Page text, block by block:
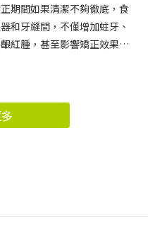
期間如果清潔不夠徹底，食
和牙縫間，不僅增加蛀牙、
紅腫，甚至影響矯正效果。
解，為什麼矯正期間的牙齒
都能清潔到位。矯正牙齒清
矯正牙齒清潔工具推薦與使
食物殘渣與牙菌斑。除了每
食物，牙齒琺瑯質可能會暫